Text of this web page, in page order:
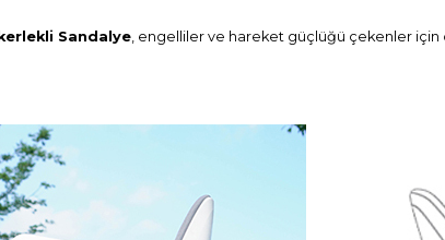
Sandalye , engelliler ve hareket güçlüğü çekenler